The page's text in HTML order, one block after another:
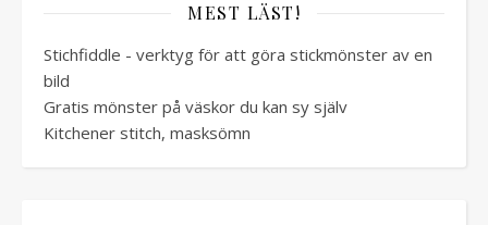
MEST LÄST!
Stichfiddle - verktyg för att göra stickmönster av en
bild
Gratis mönster på väskor du kan sy själv
Kitchener stitch, masksömn